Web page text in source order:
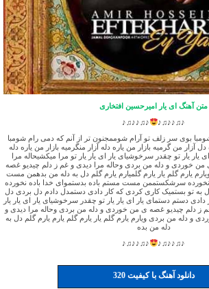
متن آهنگ ای یار امیرحسین افتخاری
♪♫♪♪♫♪
♪♫♪♪♫♪
بوی سر زلف تو آرام شوممجنون تر از آنم که دمی رام شومبا
آزار من گرمیه بازار من یاره دله آزار منگرمیه بازار من یاره دله
یار یار تو چقدر سرخوشیای یار ای یار یار تو مرا میکشیحاله مرا
خوردی و دله من بردی وحاله مرا دیدی و غم ز دلم چیدیو غصه
یارم گلم یار یارم گلمیارم یارم گلم دل به دله من بدهمن مست
نخورده سرشکستممن مست مستم باده بدستموای خدا باده نخورده
تو بستمیک کاری کردی که کار دادی دستمدل دادم دل بردی دل
دستم دستمای یار ای یار یار تو چقدر سرخوشیای یار ای یار یار
ز دلم چیدیو غصه ی من خوردی و دله من بردی وحاله مرا دیدی و
و دله من بردی ویارم یارم گلم یار یارم گلم یارم یارم گلم دل به
دله من بده
♪♫♪♪♫♪
♪♫♪♪♫♪
دانلود آهنگ با کیفیت 320